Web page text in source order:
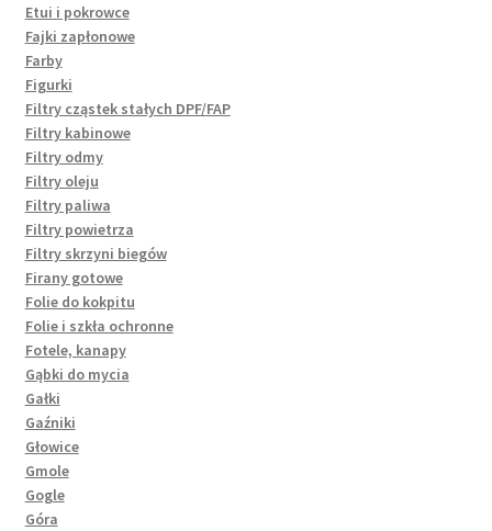
Etui i pokrowce
Fajki zapłonowe
Farby
Figurki
Filtry cząstek stałych DPF/FAP
Filtry kabinowe
Filtry odmy
Filtry oleju
Filtry paliwa
Filtry powietrza
Filtry skrzyni biegów
Firany gotowe
Folie do kokpitu
Folie i szkła ochronne
Fotele, kanapy
Gąbki do mycia
Gałki
Gaźniki
Głowice
Gmole
Gogle
Góra